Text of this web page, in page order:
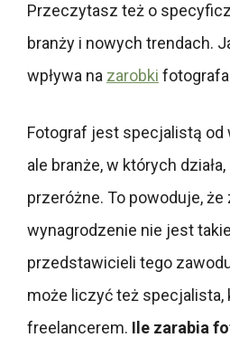
Przeczytasz też o
branży i nowych trendach.
wpływa na zarobki
Fotograf jest specjalistą od
ale branże, w których
przeróżne. To powoduje, że
wynagrodzenie nie jest
przedstawicieli tego
może liczyć też specjalista,
freelancerem. Ile zarabia